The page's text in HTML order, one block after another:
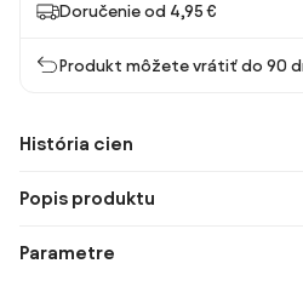
Doručenie od 4,95 €
Produkt môžete vrátiť do 90
História cien
Popis produktu
Parametre